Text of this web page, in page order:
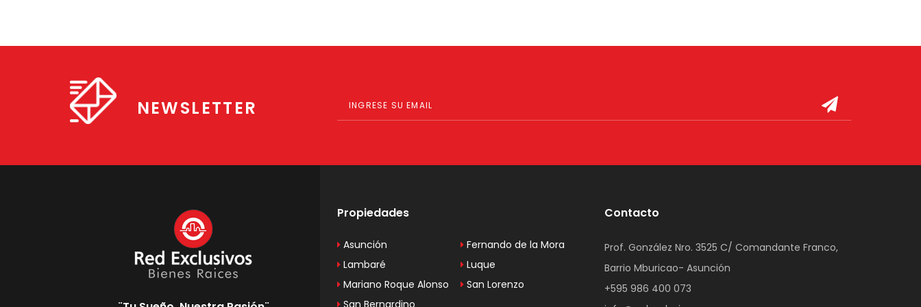
NEWSLETTER
Propiedades
Asunción
Fernando de la Mora
Lambaré
Luque
Mariano Roque Alonso
San Lorenzo
San Bernardino
Contacto
Prof. González Nro. 3525 C/ Comandante Franco,
Barrio Mburicao- Asunción
+595 986 400 073